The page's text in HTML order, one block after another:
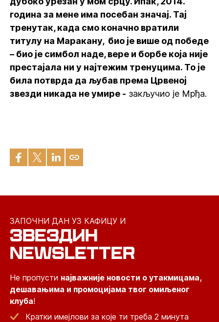
година за мене има посебан значај. Тај
тренутак, када смо коначно вратили
титулу на Маракану, био је више од победе
– био је симбол наде, вере и борбе која није
престајала ни у најтежим тренуцима. То је
била потврда да љубав према Црвеној
звезди никада не умире - закључио је Мрђа.
ЗАПОЧНИ ДАН УЗ КАФИЦУ И
ЗВЕЗДИН
NEWSLETTER
Не пропусти најважније новости о утакмицама,
дешавањима и промоцијама твог омиљеног
клуба!
Кратки имејлови за које ти треба 2 минута